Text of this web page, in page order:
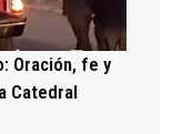
Oración, fe y
Catedral